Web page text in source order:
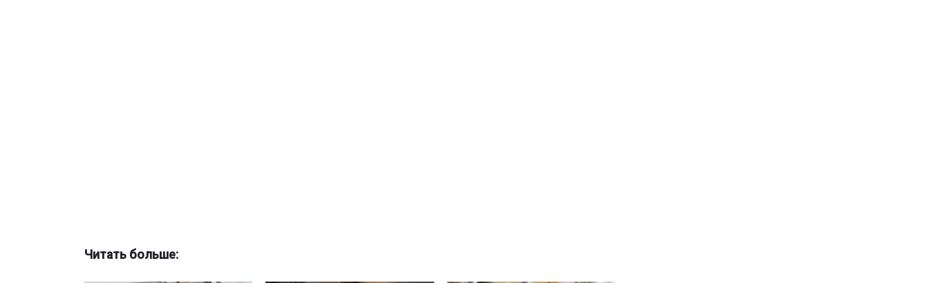
Читать больше: